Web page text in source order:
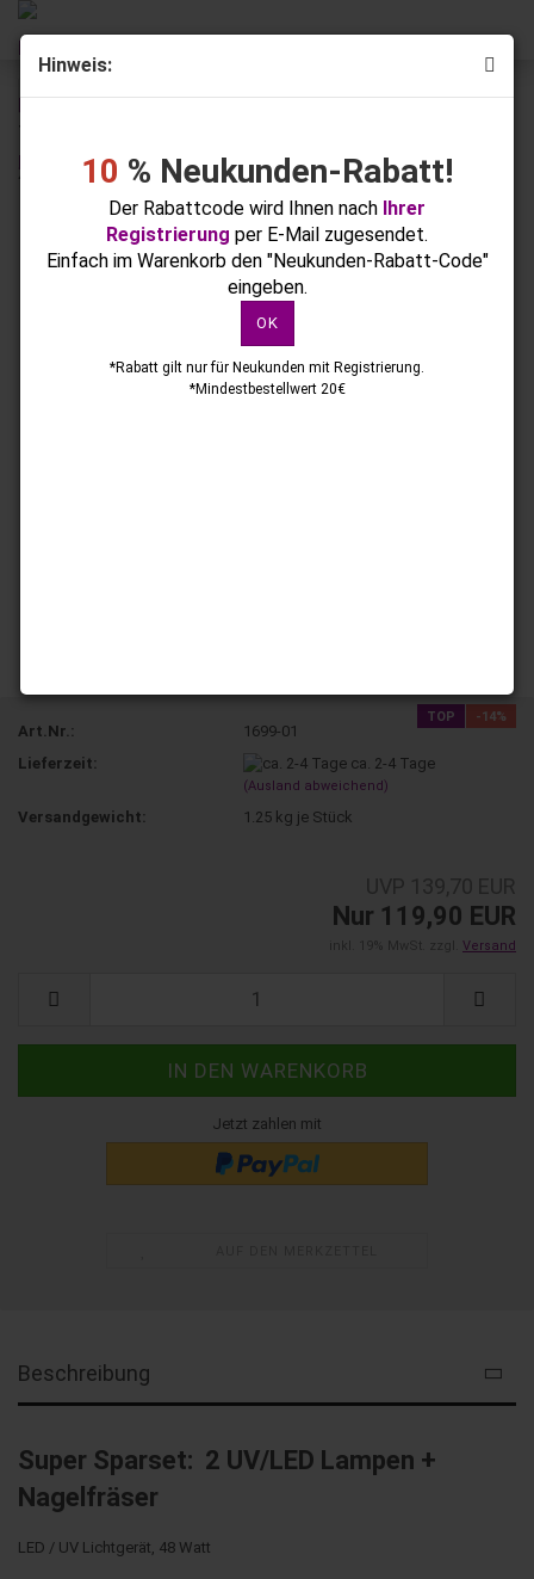
Hinweis:
10 % Neukunden-Rabatt!
Der Rabattcode wird Ihnen nach Ihrer
Registrierung per E-Mail zugesendet.
Einfach im Warenkorb den "Neukunden-Rabatt-Code"
eingeben.
OK
*Rabatt gilt nur für Neukunden mit Registrierung.
*Mindestbestellwert 20€
« Erster « zurück weiter »
Letzter »
73
2 UV/LED Lampen + Nagelfräser
TOP -14%
Art.Nr.:
1699-01
Lieferzeit:
ca. 2-4 Tage
(Ausland abweichend)
Versandgewicht: 1.25 kg je Stück
Nur 119,90 EUR
Versand
Jetzt zahlen mit
Beschreibung
Super Sparset: 2 UV/LED Lampen +
Nagelfräser
LED / UV Lichtgerät, 48 Watt